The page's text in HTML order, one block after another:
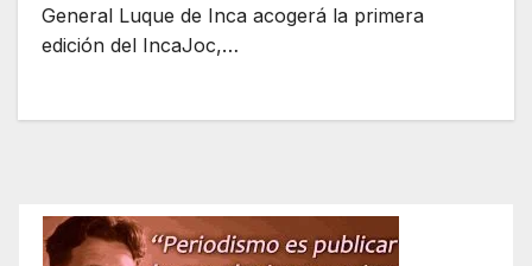
General Luque de Inca acogerá la primera
edición del IncaJoc,…